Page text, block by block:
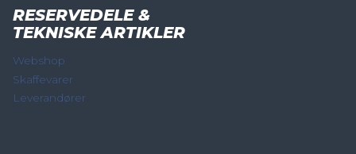
RESERVEDELE &
TEKNISKE ARTIKLER
Webshop
Skaffevarer
Leverandører